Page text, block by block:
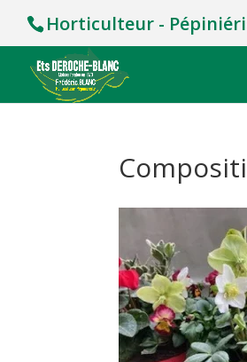
Horticulteur -